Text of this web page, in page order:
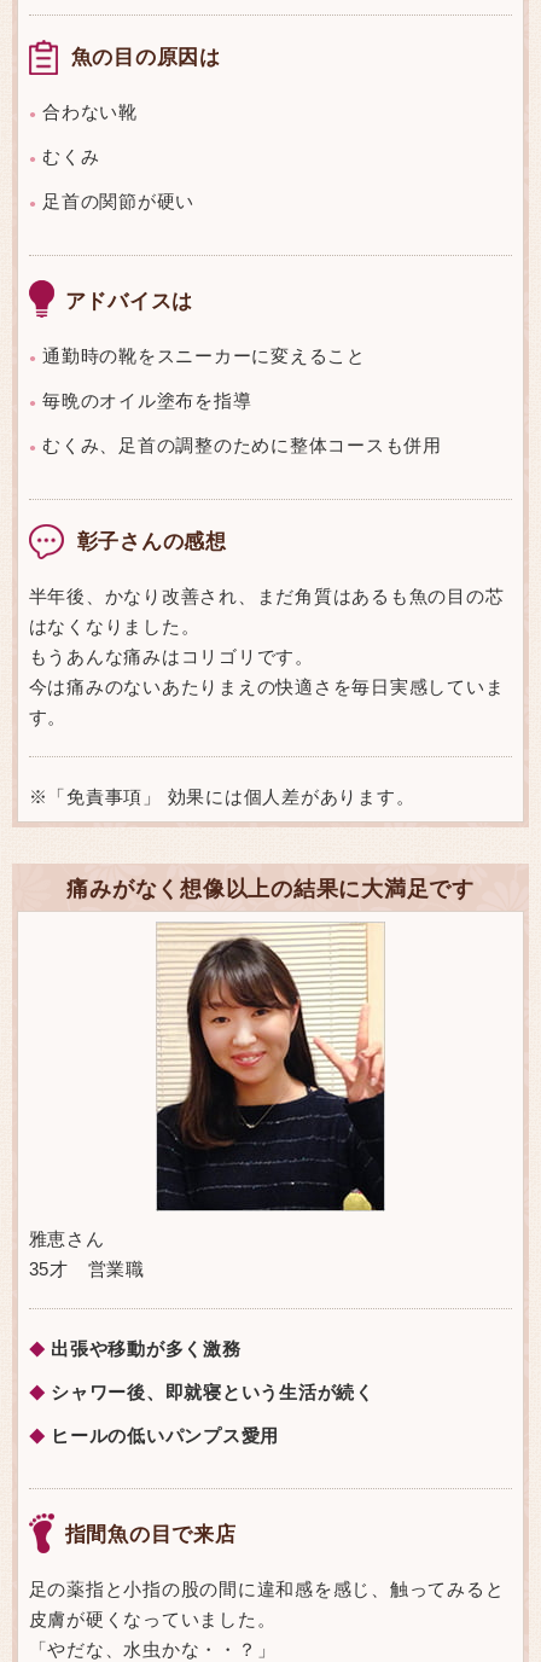
魚の目の原因は
● 合わない靴
● むくみ
● 足首の関節が硬い
アドバイスは
● 通勤時の靴をスニーカーに変えること
● 毎晩のオイル塗布を指導
● むくみ、足首の調整のために整体コースも併用
彰子さんの感想
半年後、かなり改善され、まだ角質はあるも魚の目の芯
はなくなりました。
もうあんな痛みはコリゴリです。
今は痛みのないあたりまえの快適さを毎日実感していま
す。
※「免責事項」 効果には個人差があります。
痛みがなく想像以上の結果に大満足です
雅恵さん
35才 営業職
◆ 出張や移動が多く激務
◆ シャワー後、即就寝という生活が続く
◆ ヒールの低いパンプス愛用
指間魚の目で来店
足の薬指と小指の股の間に違和感を感じ、触ってみると
皮膚が硬くなっていました。
「やだな、水虫かな・・？」